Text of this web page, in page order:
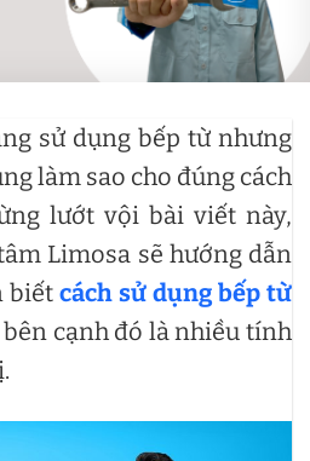
sử dụng bếp từ nhưng
làm sao cho đúng cách
lướt vội bài viết này,
Limosa sẽ hướng dẫn
biết cách sử dụng bếp từ
cạnh đó là nhiều tính